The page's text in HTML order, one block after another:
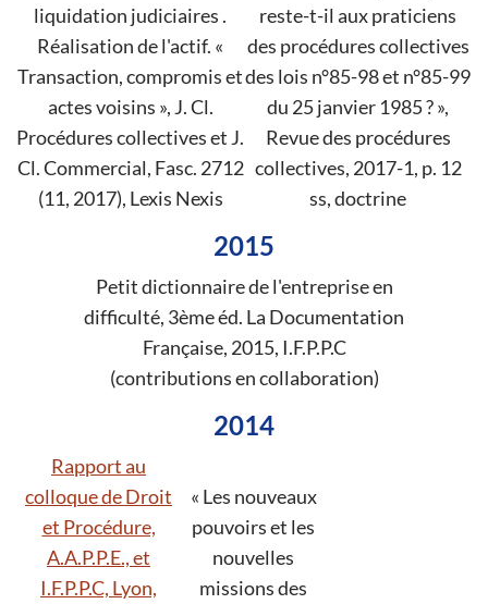
liquidation judiciaires .
Réalisation de l'actif. «
Transaction, compromis et
actes voisins », J. Cl.
Procédures collectives et J.
Cl. Commercial, Fasc. 2712
(11, 2017), Lexis Nexis
reste-t-il aux praticiens
des procédures collectives
des lois n°85-98 et n°85-99
du 25 janvier 1985 ? »,
Revue des procédures
collectives, 2017-1, p. 12
ss, doctrine
2015
Petit dictionnaire de l'entreprise en
difficulté, 3ème éd. La Documentation
Française, 2015, I.F.P.P.C
(contributions en collaboration)
2014
Rapport au
colloque de Droit
et Procédure,
A.A.P.P.E., et
I.F.P.P.C, Lyon,
« Les nouveaux
pouvoirs et les
nouvelles
missions des